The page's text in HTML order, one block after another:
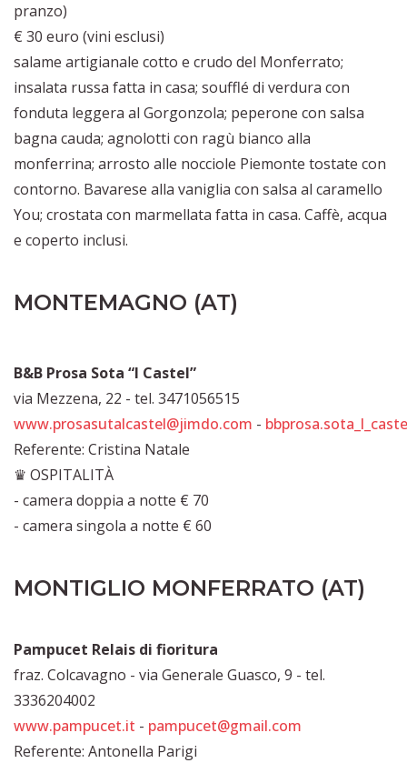
pranzo)
€ 30 euro (vini esclusi)
salame artigianale cotto e crudo del Monferrato;
insalata russa fatta in casa; soufflé di verdura con
fonduta leggera al Gorgonzola; peperone con salsa
bagna cauda; agnolotti con ragù bianco alla
monferrina; arrosto alle nocciole Piemonte tostate con
contorno. Bavarese alla vaniglia con salsa al caramello
You; crostata con marmellata fatta in casa. Caffè, acqua
e coperto inclusi.
MONTEMAGNO (AT)
B&B Prosa Sota “I Castel”
via Mezzena, 22 - tel. 3471056515
www.prosasutalcastel@jimdo.com -
Referente: Cristina Natale
♛ OSPITALITÀ
- camera doppia a notte € 70
- camera singola a notte € 60
MONTIGLIO MONFERRATO (AT)
Pampucet Relais di fioritura
fraz. Colcavagno - via Generale Guasco, 9 - tel.
3336204002
www.pampucet.it - pampucet@gmail.com
Referente: Antonella Parigi